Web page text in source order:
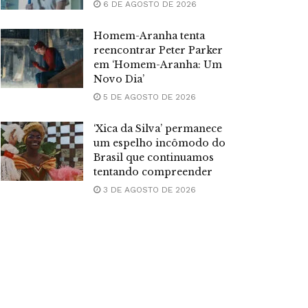
6 DE AGOSTO DE 2026
Homem-Aranha tenta
reencontrar Peter Parker
em ‘Homem-Aranha: Um
Novo Dia’
5 DE AGOSTO DE 2026
‘Xica da Silva’ permanece
um espelho incômodo do
Brasil que continuamos
tentando compreender
3 DE AGOSTO DE 2026